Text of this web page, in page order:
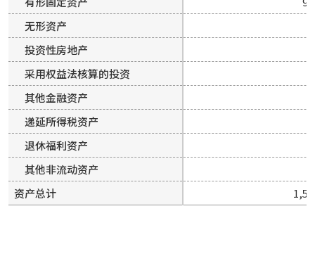
无形资产
投资性房地产
采用权益法核算的投资
其他金融资产
递延所得税资产
退休福利资产
其他非流动资产
资产总计
无形资产
投资性房地产
采用权益法核算的投资
其他金融资产
递延所得税资产
退休福利资产
其他非流动资产
资产总计